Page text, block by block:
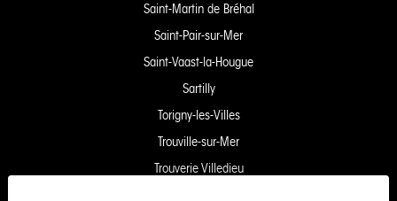
Saint-Martin de Bréhal
Saint-Pair-sur-Mer
Saint-Vaast-la-Hougue
Sartilly
Torigny-les-Villes
Trouville-sur-Mer
Trouverie Villedieu